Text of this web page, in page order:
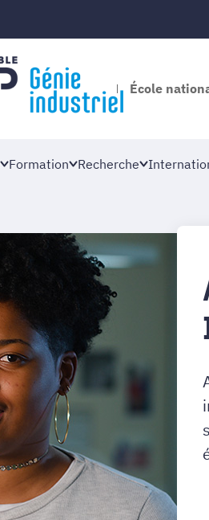
École
Formation Recherche